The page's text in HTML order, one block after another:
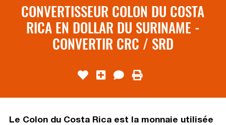
CONVERTISSEUR COLON DU COSTA
RICA EN DOLLAR DU SURINAME -
CONVERTIR CRC / SRD
Le Colon du Costa Rica est la monnaie utilisée